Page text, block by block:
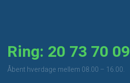
Ring: 20 73 70 09
​Åbent hverdage mellem 08.00 – 16.00.